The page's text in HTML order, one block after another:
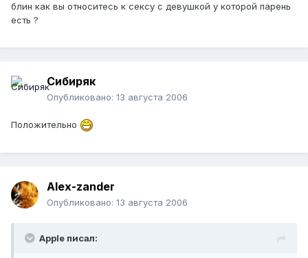
блин как вы относитесь к сексу с девушкой у которой парень
есть ?
Сибиряк
Опубликовано: 13 августа 2006
Положительно
Alex-zander
Опубликовано: 13 августа 2006
Apple писал: